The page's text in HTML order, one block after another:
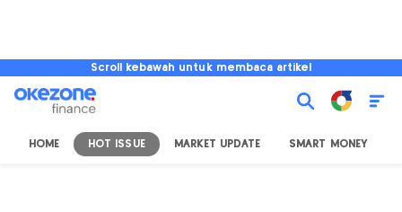
Scroll kebawah untuk membaca artikel
HOME HOT ISSUE MARKET UPDATE SMART MONEY